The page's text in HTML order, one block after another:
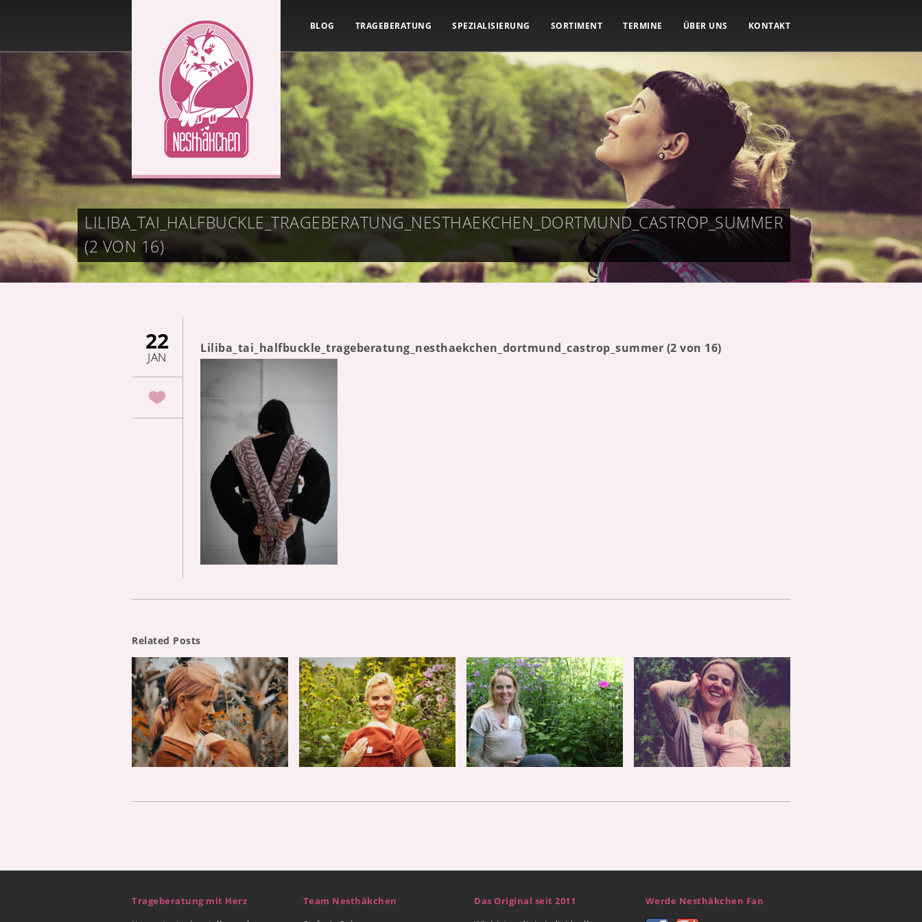
BLOG TRAGEBERATUNG SPEZIALISIERUNG SORTIMENT TERMINE ÜBER UNS KONTAKT
LILIBA_TAI_HALFBUCKLE_TRAGEBERATUNG_NESTHAEKCHEN_DORTMUND_CASTROP_SUMMER
(2 VON 16)
22
JAN
Liliba_tai_halfbuckle_trageberatung_nesthaekchen_dortmund_castrop_summer (2 von 16)
Related Posts
Trageberatung mit Herz
Team Nesthäkchen
Das Original seit 2011
Werde Nesthäkchen Fan